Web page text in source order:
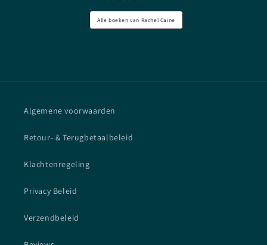
Alle boeken van Rachel Caine
Algemene voorwaarden
Retour- & Terugbetaalbeleid
Klachtenregeling
Privacy Beleid
Verzendbeleid